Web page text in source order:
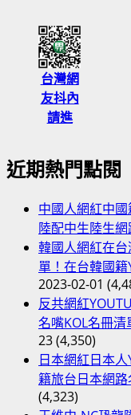
SLUMBERS
非
主
題
曲，
推
插
曲
UP！
主
題
曲
推
薦！
飛
+山
田
裕
貴！
說
不
出
口
的
事
THINKING
台灣網
友抖內
請進
近期熱門點閱
中國人網紅中
陸配中生陸生網
韓國人網紅在
單！在台韓國
2023-02-01
反共網紅
名嘴KOL名冊
23(4,350)
日本網紅日本
籍旅台日本網路
(4,323)